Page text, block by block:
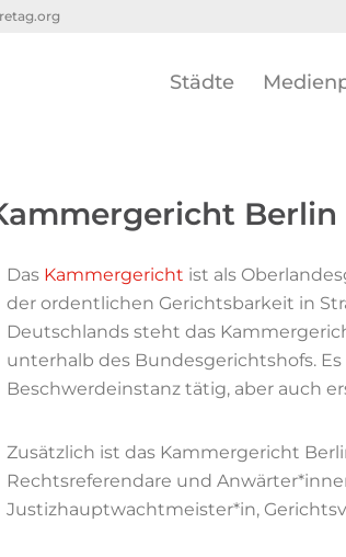
Städte
Berlin
Das Kammergericht ist als
der ordentlichen Gerichtsbarkeit in
Deutschlands steht das
unterhalb des Bundesgerichtshofs.
Beschwerdeinstanz tätig, aber auch
Zusätzlich ist das Kammergericht
Rechtsreferendare und
Justizhauptwachtmeister*in,